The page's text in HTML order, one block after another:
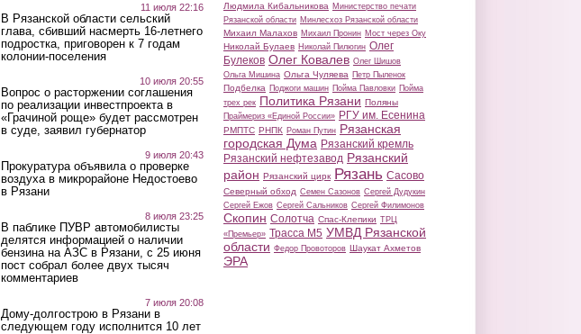
11 июля 22:16
В Рязанской области сельский
глава, сбивший насмерть 16-летнего
подростка, приговорен к 7 годам
колонии-поселения
10 июля 20:55
Вопрос о расторжении соглашения
по реализации инвестпроекта в
«Грачиной роще» будет рассмотрен
в суде, заявил губернатор
9 июля 20:43
Прокуратура объявила о проверке
воздуха в микрорайоне Недостоево
в Рязани
8 июля 23:25
В паблике ПУВР автомобилисты
делятся информацией о наличии
бензина на АЗС в Рязани, с 25 июня
пост собрал более двух тысяч
комментариев
7 июля 20:08
Дому-долгострою в Рязани в
следующем году исполнится 10 лет
Людмила Кибальникова Министерство печати
Рязанской области Минлесхоз Рязанской области
Михаил Малахов Михаил Пронин Мост через Оку
Николай Булаев Николай Пилюгин Олег
Булеков Олег Ковалев Олег Шишов
Ольга Мишина Ольга Чуляева Петр Пыленок
Подбелка Поджоги машин Пойма Павловки Пойма
трех рек Политика Рязани Поляны
Праймериз «Единой России» РГУ им. Есенина
РМПТС РНПК Роман Путин Рязанская
городская Дума Рязанский кремль
Рязанский нефтезавод Рязанский
район Рязанский цирк Рязань Сасово
Северный обход Семен Сазонов Сергей Дудукин
Сергей Ежов Сергей Сальников Сергей Филимонов
Скопин Солотча Спас-Клепики ТРЦ
«Премьер» Трасса М5 УМВД Рязанской
области Федор Провоторов Шаукат Ахметов
ЭРА